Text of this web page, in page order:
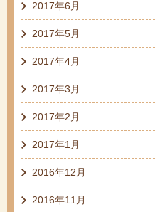
2017年6月
2017年5月
2017年4月
2017年3月
2017年2月
2017年1月
2016年12月
2016年11月